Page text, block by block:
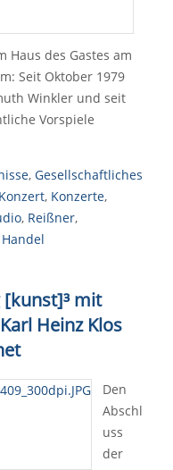
Haus des Gastes am
Seit Oktober 1979
Winkler und seit
Vorspiele
, Gesellschaftliches
Konzert, Konzerte,
, Reißner,
[kunst]³ mit
Heinz Klos
Den
Abschl
uss
der